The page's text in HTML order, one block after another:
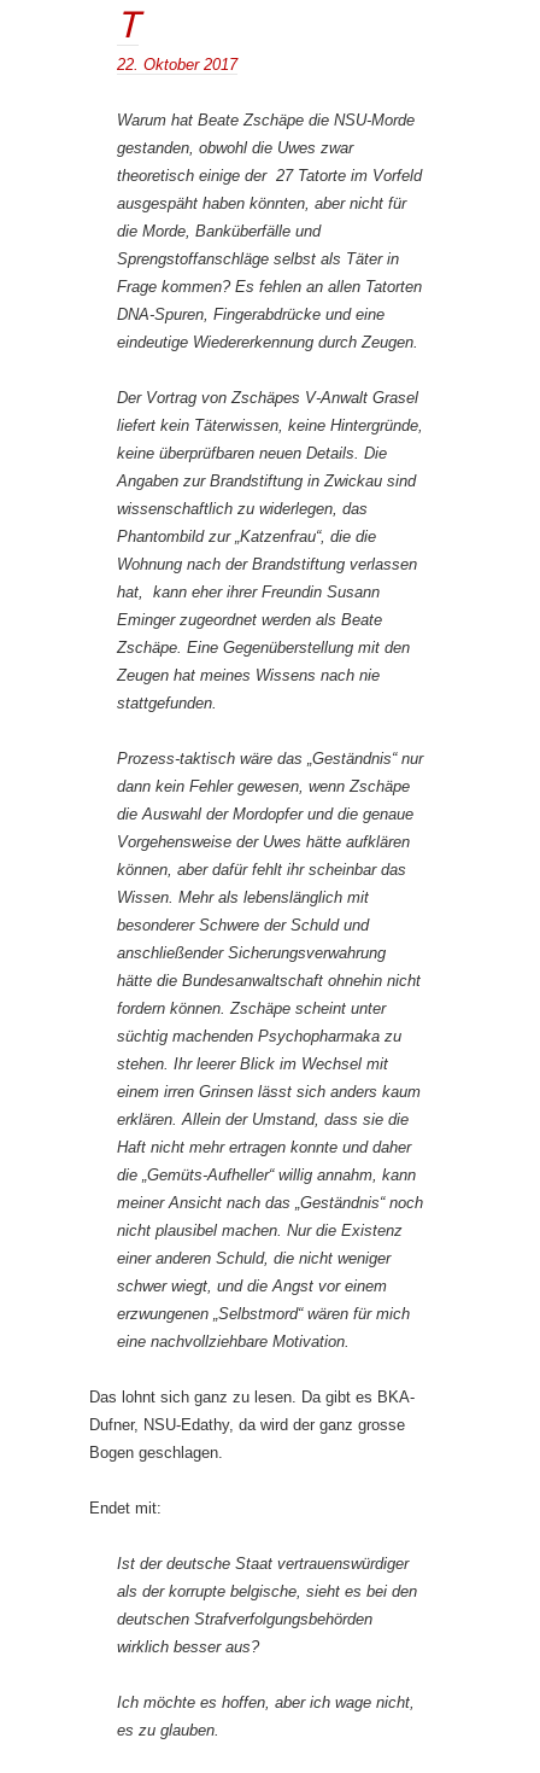
T
22. Oktober 2017
Warum hat Beate Zschäpe die NSU-Morde
gestanden, obwohl die Uwes zwar
theoretisch einige der 27 Tatorte im Vorfeld
ausgespäht haben könnten, aber nicht für
die Morde, Banküberfälle und
Sprengstoffanschläge selbst als Täter in
Frage kommen? Es fehlen an allen Tatorten
DNA-Spuren, Fingerabdrücke und eine
eindeutige Wiedererkennung durch Zeugen.
Der Vortrag von Zschäpes V-Anwalt Grasel
liefert kein Täterwissen, keine Hintergründe,
keine überprüfbaren neuen Details. Die
Angaben zur Brandstiftung in Zwickau sind
wissenschaftlich zu widerlegen, das
Phantombild zur „Katzenfrau“, die die
Wohnung nach der Brandstiftung verlassen
hat, kann eher ihrer Freundin Susann
Eminger zugeordnet werden als Beate
Zschäpe. Eine Gegenüberstellung mit den
Zeugen hat meines Wissens nach nie
stattgefunden.
Prozess-taktisch wäre das „Geständnis“ nur
dann kein Fehler gewesen, wenn Zschäpe
die Auswahl der Mordopfer und die genaue
Vorgehensweise der Uwes hätte aufklären
können, aber dafür fehlt ihr scheinbar das
Wissen. Mehr als lebenslänglich mit
besonderer Schwere der Schuld und
anschließender Sicherungsverwahrung
hätte die Bundesanwaltschaft ohnehin nicht
fordern können. Zschäpe scheint unter
süchtig machenden Psychopharmaka zu
stehen. Ihr leerer Blick im Wechsel mit
einem irren Grinsen lässt sich anders kaum
erklären. Allein der Umstand, dass sie die
Haft nicht mehr ertragen konnte und daher
die „Gemüts-Aufheller“ willig annahm, kann
meiner Ansicht nach das „Geständnis“ noch
nicht plausibel machen. Nur die Existenz
einer anderen Schuld, die nicht weniger
schwer wiegt, und die Angst vor einem
erzwungenen „Selbstmord“ wären für mich
eine nachvollziehbare Motivation.
Das lohnt sich ganz zu lesen. Da gibt es BKA-
Dufner, NSU-Edathy, da wird der ganz grosse
Bogen geschlagen.
Endet mit:
Ist der deutsche Staat vertrauenswürdiger
als der korrupte belgische, sieht es bei den
deutschen Strafverfolgungsbehörden
wirklich besser aus?
Ich möchte es hoffen, aber ich wage nicht,
es zu glauben.